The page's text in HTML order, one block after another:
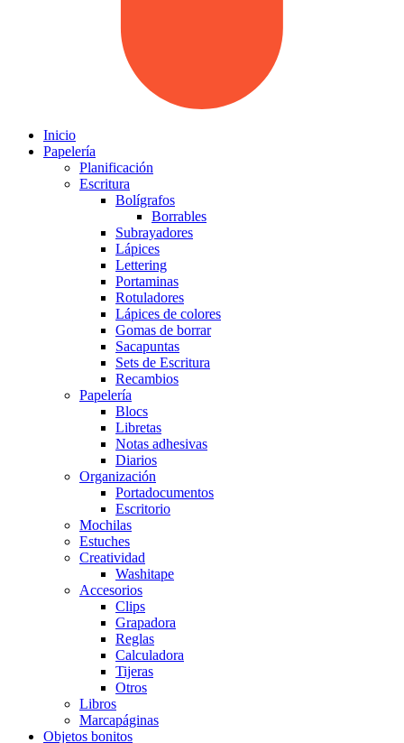
Inicio
Papelería
Planificación
Escritura
Bolígrafos
Borrables
Subrayadores
Lápices
Lettering
Portaminas
Rotuladores
Lápices de colores
Gomas de borrar
Sacapuntas
Sets de Escritura
Recambios
Papelería
Blocs
Libretas
Notas adhesivas
Diarios
Organización
Portadocumentos
Escritorio
Mochilas
Estuches
Creatividad
Washitape
Accesorios
Clips
Grapadora
Reglas
Calculadora
Tijeras
Otros
Libros
Marcapáginas
Objetos bonitos